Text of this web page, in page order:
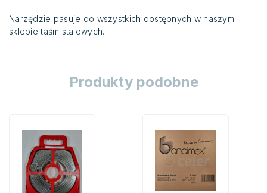
Narzędzie pasuje do wszystkich dostępnych w naszym
sklepie taśm stalowych.
Produkty podobne